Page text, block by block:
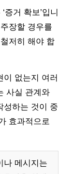
거 확보’입니
장할 경우를
저히 해야 합
없는지 여러
사실 관계와
성하는 것이 중
효과적으로
나 메시지는